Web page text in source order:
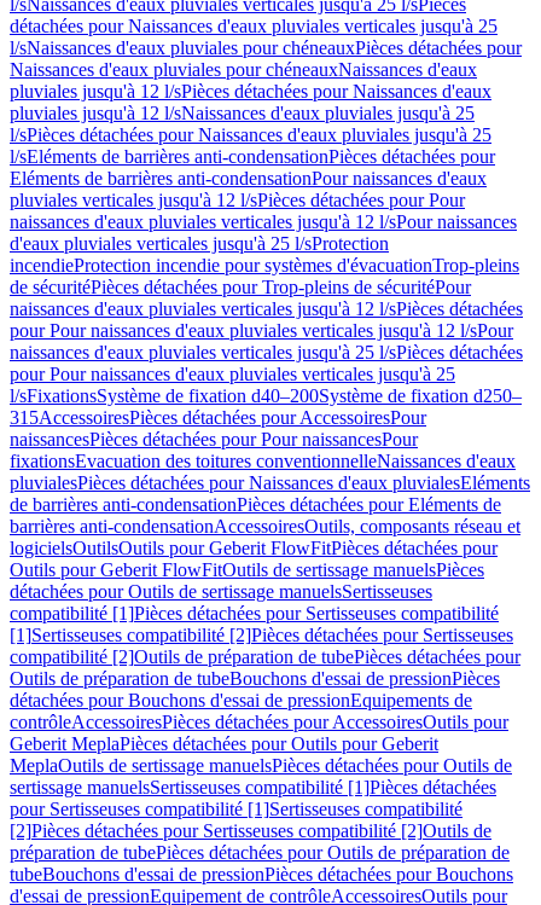
l/sNaissances d'eaux pluviales verticales jusqu'à 25 l/sPièces
détachées pour Naissances d'eaux pluviales verticales jusqu'à 25
l/sNaissances d'eaux pluviales pour chéneauxPièces détachées pour
Naissances d'eaux pluviales pour chéneauxNaissances d'eaux
pluviales jusqu'à 12 l/sPièces détachées pour Naissances d'eaux
pluviales jusqu'à 12 l/sNaissances d'eaux pluviales jusqu'à 25
l/sPièces détachées pour Naissances d'eaux pluviales jusqu'à 25
l/sEléments de barrières anti-condensationPièces détachées pour
Eléments de barrières anti-condensationPour naissances d'eaux
pluviales verticales jusqu'à 12 l/sPièces détachées pour Pour
naissances d'eaux pluviales verticales jusqu'à 12 l/sPour naissances
d'eaux pluviales verticales jusqu'à 25 l/sProtection
incendieProtection incendie pour systèmes d'évacuationTrop-pleins
de sécuritéPièces détachées pour Trop-pleins de sécuritéPour
naissances d'eaux pluviales verticales jusqu'à 12 l/sPièces détachées
pour Pour naissances d'eaux pluviales verticales jusqu'à 12 l/sPour
naissances d'eaux pluviales verticales jusqu'à 25 l/sPièces détachées
pour Pour naissances d'eaux pluviales verticales jusqu'à 25
l/sFixationsSystème de fixation d40–200Système de fixation d250–
315AccessoiresPièces détachées pour AccessoiresPour
naissancesPièces détachées pour Pour naissancesPour
fixationsEvacuation des toitures conventionnelleNaissances d'eaux
pluvialesPièces détachées pour Naissances d'eaux pluvialesEléments
de barrières anti-condensationPièces détachées pour Eléments de
barrières anti-condensationAccessoiresOutils, composants réseau et
logicielsOutilsOutils pour Geberit FlowFitPièces détachées pour
Outils pour Geberit FlowFitOutils de sertissage manuelsPièces
détachées pour Outils de sertissage manuelsSertisseuses
compatibilité [1]Pièces détachées pour Sertisseuses compatibilité
[1]Sertisseuses compatibilité [2]Pièces détachées pour Sertisseuses
compatibilité [2]Outils de préparation de tubePièces détachées pour
Outils de préparation de tubeBouchons d'essai de pressionPièces
détachées pour Bouchons d'essai de pressionEquipements de
contrôleAccessoiresPièces détachées pour AccessoiresOutils pour
Geberit MeplaPièces détachées pour Outils pour Geberit
MeplaOutils de sertissage manuelsPièces détachées pour Outils de
sertissage manuelsSertisseuses compatibilité [1]Pièces détachées
pour Sertisseuses compatibilité [1]Sertisseuses compatibilité
[2]Pièces détachées pour Sertisseuses compatibilité [2]Outils de
préparation de tubePièces détachées pour Outils de préparation de
tubeBouchons d'essai de pressionPièces détachées pour Bouchons
d'essai de pressionEquipement de contrôleAccessoiresOutils pour